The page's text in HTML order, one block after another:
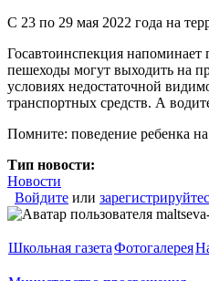
C 23 по 29 мая 2022 года на
Госавтоинспекция
пешеходы могут выходить на
условиях недостаточной
транспортных средств. А
Помните: поведение ребенка
Тип новости:
Новости
Войдите или
Школьная газетаФотогалерея